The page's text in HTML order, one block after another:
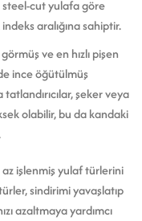
steel-cut yulafa göre
aralığına sahiptir.
ve en hızlı pişen
ince öğütülmüş
şeker veya
olabilir, bu da kandaki
az işlenmiş yulaf türlerini
sindirimi yavaşlatıp
azaltmaya yardımcı